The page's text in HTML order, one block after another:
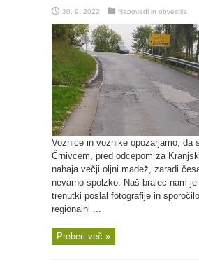
30. 9. 2022 Napovedi in obvestila
Voznice in voznike opozarjamo, da
Črnivcem, pred odcepom za
nahaja večji oljni madež, zaradi
nevarno spolzko. Naš bralec nam je
trenutki poslal fotografije in
regionalni ...
Preberi več »